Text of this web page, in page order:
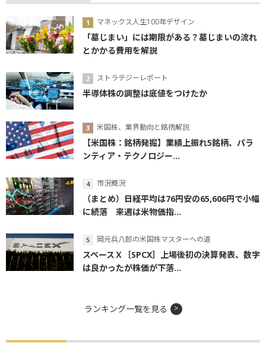
マネックス人生100年デザイン
「墓じまい」には期限がある？墓じまいの流れ
とかかる費用を解説
ストラテジーレポート
半導体株の調整は底値をつけたか
米国株、業界動向と銘柄解説
【米国株：銘柄発掘】業績上振れ5銘柄、パラ
ンティア・テクノロジー...
市況概況
（まとめ）日経平均は76円安の65,606円で小幅
に続落 来週は米物価指...
岡元兵八郎の米国株マスターへの道
スペースＸ［SPCX］上場後初の決算発表、数字
は良かったが株価が下落...
ランキング一覧を見る